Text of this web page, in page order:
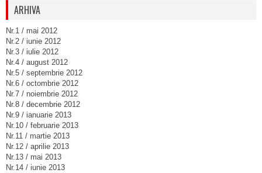
ARHIVA
Nr.1 / mai 2012
Nr.2 / iunie 2012
Nr.3 / iulie 2012
Nr.4 / august 2012
Nr.5 / septembrie 2012
Nr.6 / octombrie 2012
Nr.7 / noiembrie 2012
Nr.8 / decembrie 2012
Nr.9 / ianuarie 2013
Nr.10 / februarie 2013
Nr.11 / martie 2013
Nr.12 / aprilie 2013
Nr.13 / mai 2013
Nr.14 / iunie 2013